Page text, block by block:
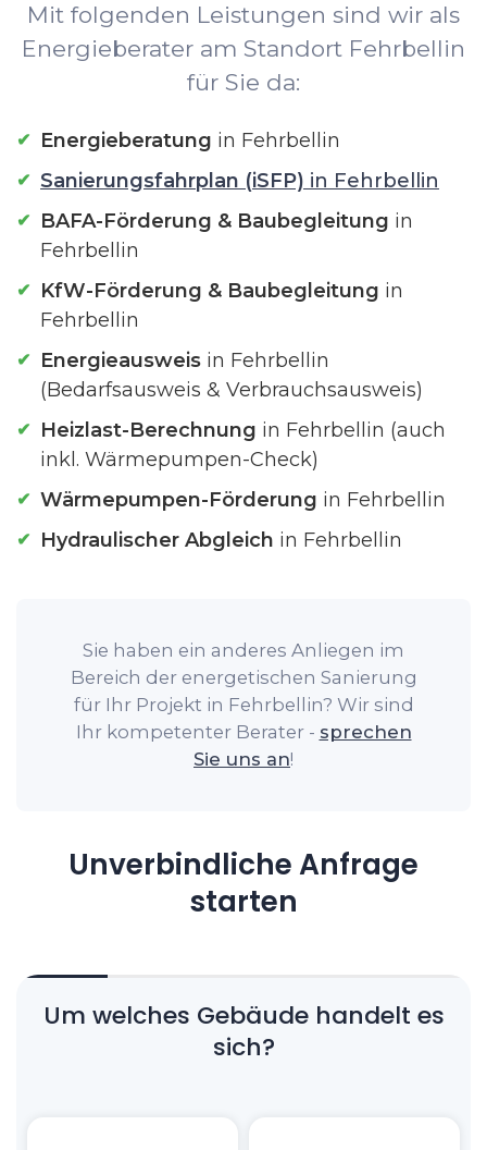
Mit folgenden Leistungen sind wir als
Energieberater am Standort Fehrbellin
für Sie da:
Energieberatung in Fehrbellin
Sanierungsfahrplan (iSFP) in Fehrbellin
BAFA-Förderung & Baubegleitung in
Fehrbellin
KfW-Förderung & Baubegleitung in
Fehrbellin
Energieausweis in Fehrbellin
(Bedarfsausweis & Verbrauchsausweis)
Heizlast-Berechnung in Fehrbellin (auch
inkl. Wärmepumpen-Check)
Wärmepumpen-Förderung in Fehrbellin
Hydraulischer Abgleich in Fehrbellin
Sie haben ein anderes Anliegen im
Bereich der energetischen Sanierung
für Ihr Projekt in Fehrbellin? Wir sind
Ihr kompetenter Berater - sprechen
Sie uns an!
Unverbindliche Anfrage
starten